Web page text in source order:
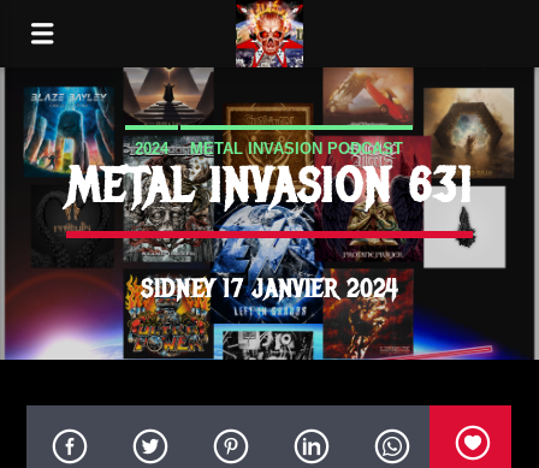
2024 METAL INVASION PODCAST
METAL INVASION 631
SIDNEY 17 JANVIER 2024